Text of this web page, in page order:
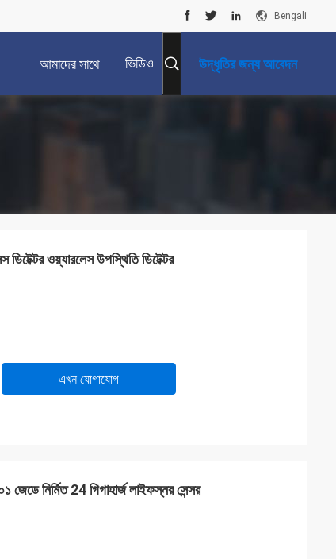
Bengali
আমাদের সাথে ভিডিও উদ্ধৃতির জন্য আবেদন
ডিটেক্টর ওয়্যারলেস উপস্থিতি ডিটেক্টর
এখন যোগাযোগ
নির্মিত 24 গিগাহার্জ লাইফস্নর সেন্সর